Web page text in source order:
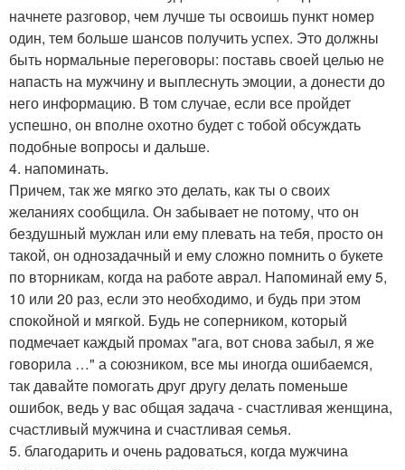
начнете разговор, чем лучше ты освоишь пункт номер
один, тем больше шансов получить успех. Это должны
быть нормальные переговоры: поставь своей целью не
напасть на мужчину и выплеснуть эмоции, а донести до
него информацию. В том случае, если все пройдет
успешно, он вполне охотно будет с тобой обсуждать
подобные вопросы и дальше.
4. напоминать.
Причем, так же мягко это делать, как ты о своих
желаниях сообщила. Он забывает не потому, что он
бездушный мужлан или ему плевать на тебя, просто он
такой, он однозадачный и ему сложно помнить о букете
по вторникам, когда на работе аврал. Напоминай ему 5,
10 или 20 раз, если это необходимо, и будь при этом
спокойной и мягкой. Будь не соперником, который
подмечает каждый промах "ага, вот снова забыл, я же
говорила …" а союзником, все мы иногда ошибаемся,
так давайте помогать друг другу делать поменьше
ошибок, ведь у вас общая задача - счастливая женщина,
счастливый мужчина и счастливая семья.
5. благодарить и очень радоваться, когда мужчина